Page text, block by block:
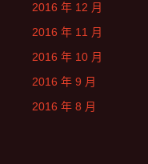
2016 年 12 月
2016 年 11 月
2016 年 10 月
2016 年 9 月
2016 年 8 月